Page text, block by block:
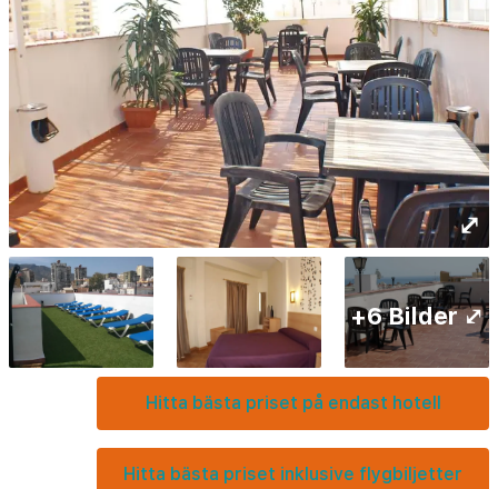
⤢
Hitta bästa priset på endast hotell
Hitta bästa priset inklusive flygbiljetter
+6 Bilder ⤢